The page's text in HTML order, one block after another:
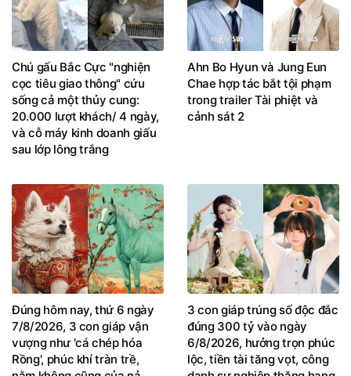
Chú gấu Bắc Cực "nghiện
cọc tiêu giao thông" cứu
sống cả một thủy cung:
20.000 lượt khách/ 4 ngày,
và cỗ máy kinh doanh giấu
sau lớp lông trắng
Ahn Bo Hyun và Jung Eun
Chae hợp tác bắt tội phạm
trong trailer Tài phiệt và
cảnh sát 2
Đúng hôm nay, thứ 6 ngày
7/8/2026, 3 con giáp vận
vượng như 'cá chép hóa
Rồng', phúc khí tràn trề,
3 con giáp trúng số độc đắc
đúng 300 tỷ vào ngày
6/8/2026, hưởng trọn phúc
lộc, tiền tài tăng vọt, công